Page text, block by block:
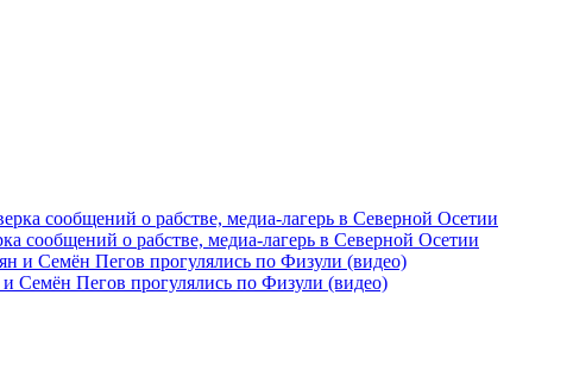
сообщений о рабстве, медиа-лагерь в Северной Осетии
Семён Пегов прогулялись по Физули (видео)